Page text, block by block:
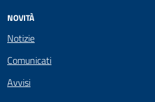
NOVITÀ
Notizie
Comunicati
Avvisi